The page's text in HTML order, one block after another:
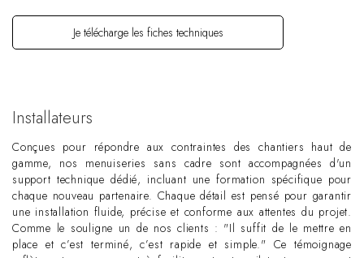
Je télécharge les fiches techniques
Installateurs
Conçues pour répondre aux contraintes des chantiers haut de
gamme, nos menuiseries sans cadre sont accompagnées d'un
support technique dédié, incluant une formation spécifique pour
chaque nouveau partenaire. Chaque détail est pensé pour garantir
une installation fluide, précise et conforme aux attentes du projet.
Comme le souligne un de nos clients : "Il suffit de le mettre en
place et c’est terminé, c’est rapide et simple." Ce témoignage